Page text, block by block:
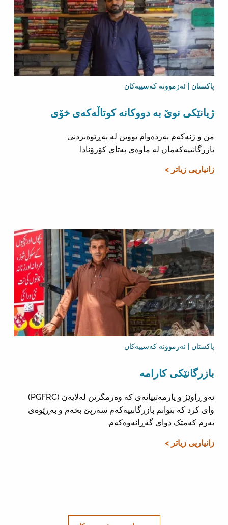
پاکستان | ئەزموونە کەسییەکان
ژیانێکی نوێ بە دووکانە کوتاڵەکەی خۆی
من و ژنەکەم بەردەوام بووین لە بەڕێوەبردنی
بازرگانییەکەمان لە ماوەی پەتای کۆرۆنادا.
زانیاریی زیاتر >
پاکستان | ئەزموونە کەسییەکان
بازرگانێکی کارامە
ئەو ڕاوێژ و یارمەتییانەی کە وەرمگرتن لەلایەن (PGFRC)
وای کرد کە بتوانم بازرگانییەکەم سەرپێ بخەم و بەڕێوەی
بەرم کەمێک دوای گەڕانەوەکەم.
زانیاریی زیاتر >